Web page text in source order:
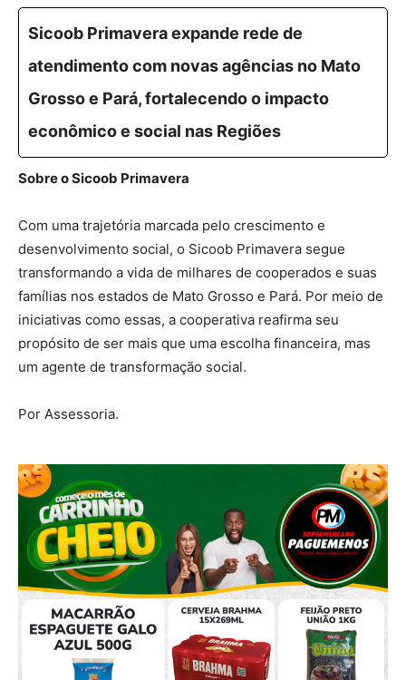
Sicoob Primavera expande rede de
atendimento com novas agências no Mato
Grosso e Pará, fortalecendo o impacto
econômico e social nas Regiões
Sobre o Sicoob Primavera
Com uma trajetória marcada pelo crescimento e
desenvolvimento social, o Sicoob Primavera segue
transformando a vida de milhares de cooperados e suas
famílias nos estados de Mato Grosso e Pará. Por meio de
iniciativas como essas, a cooperativa reafirma seu
propósito de ser mais que uma escolha financeira, mas
um agente de transformação social.
Por Assessoria.